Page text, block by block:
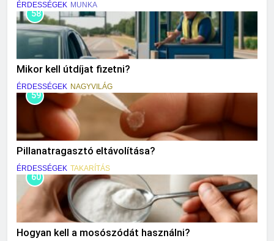
ÉRDESSÉGEK MUNKA
58
Mikor kell útdíjat fizetni?
ÉRDESSÉGEK NAGYVILÁG
59
Pillanatragasztó eltávolítása?
ÉRDESSÉGEK TAKARÍTÁS
60
Hogyan kell a mosószódát használni?